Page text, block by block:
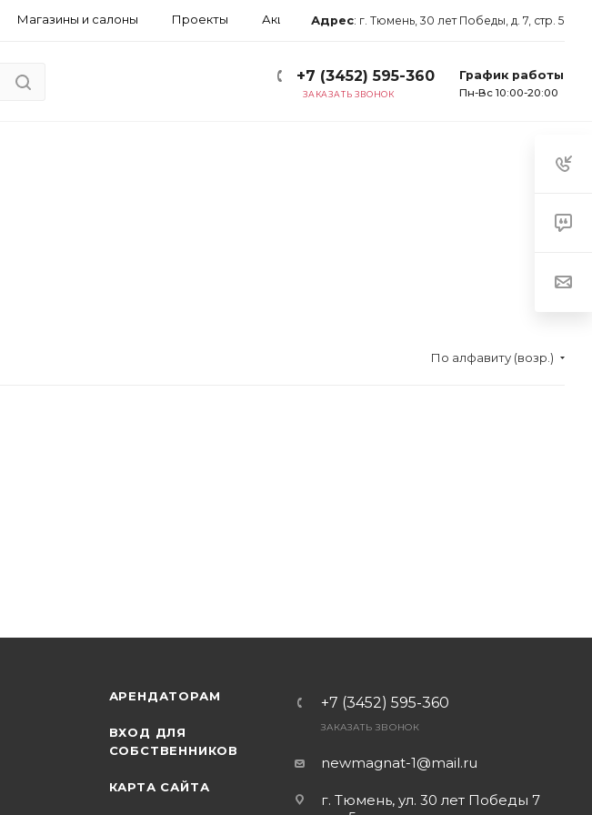
Магазины и салоны Проекты Акции Блог Арендаторам Контакты
Адрес: г. Тюмень, 30 лет Победы, д. 7, стр. 5
График работы
Пн-Вс 10:00-20:00
+7 (3452) 595-360
ЗАКАЗАТЬ ЗВОНОК
По алфавиту (возр.)
АРЕНДАТОРАМ
ВХОД ДЛЯ
СОБСТВЕННИКОВ
КАРТА САЙТА
+7 (3452) 595-360
ЗАКАЗАТЬ ЗВОНОК
newmagnat-1@mail.ru
г. Тюмень, ул. 30 лет Победы 7